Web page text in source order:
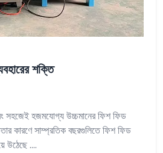
শক্তি
সহজেই হজমযোগ্য উচ্চমানের ফিশ ফিড
কারণে সাম্প্রতিক বছরগুলিতে ফিশ ফিড
উঠেছে ....